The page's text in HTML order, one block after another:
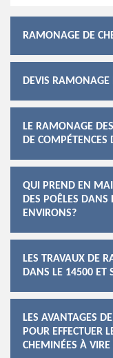
RAMONAGE DE
DEVIS RAMONAGE
LE RAMONAGE
DE COMPÉTENCES
QUI PREND EN
DES POÊLES DANS
ENVIRONS?
LES TRAVAUX DE
DANS LE 14500 ET
LES AVANTAGES
POUR EFFECTUER
CHEMINÉES À